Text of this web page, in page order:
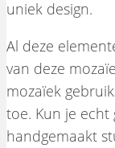
uniek design.
Al deze
van deze
mozaïek
toe. Kun je
handgemaakt